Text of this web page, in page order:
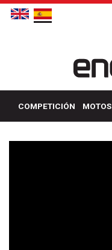
COMPETICIÓN MOTOS